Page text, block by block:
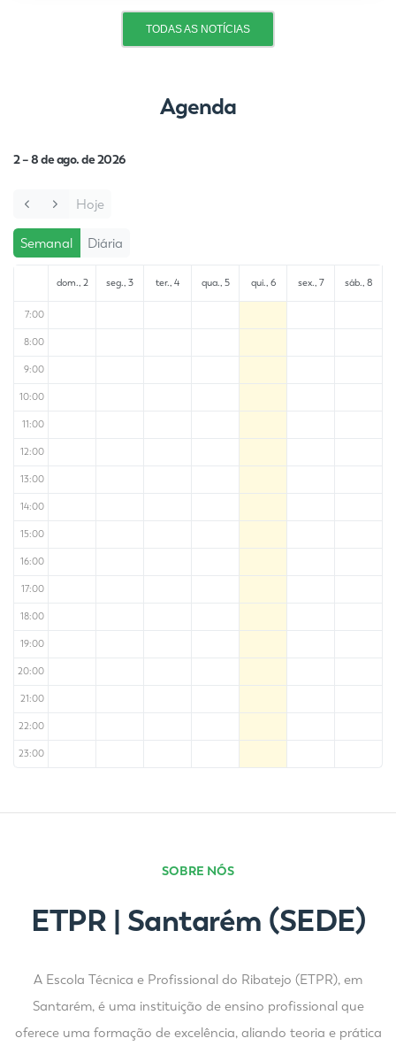
TODAS AS NOTÍCIAS
Agenda
Hoje
2 – 8 de ago. de 2026
Semanal Diária
dom., 2 seg., 3 ter., 4 qua., 5 qui., 6 sex., 7 sáb., 8
7:00
8:00
9:00
10:00
11:00
12:00
13:00
14:00
15:00
16:00
17:00
18:00
19:00
20:00
21:00
22:00
23:00
SOBRE NÓS
ETPR | Santarém (SEDE)
A Escola Técnica e Profissional do Ribatejo (ETPR), em
Santarém, é uma instituição de ensino profissional que
oferece uma formação de excelência, aliando teoria e prática